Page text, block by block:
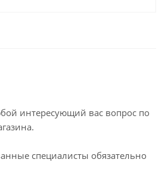
интересующий вас вопрос по
специалисты обязательно